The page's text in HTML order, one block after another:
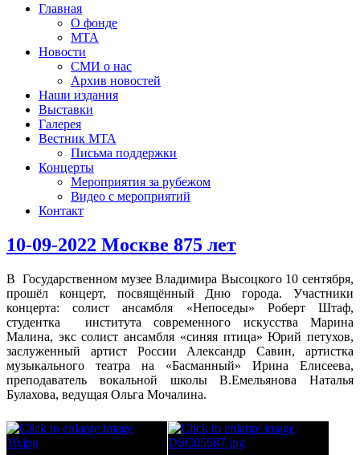
Главная
О фонде
МТА
Новости
СМИ о нас
Архив новостей
Наши издания
Выставки
Галерея
Вестник МТА
Письма поддержки
Концерты
Мероприятия за рубежом
Видео с мероприятий
Контакт
10-09-2022 Москве 875 лет
В Государственном музее Владимира Высоцкого 10 сентября,
прошёл концерт, посвящённый Дню города. Участники
концерта: солист ансамбля «Непоседы» Роберт Штаф,
студентка института современного искусства Марина
Малина, экс солист ансамбля «синяя птица» Юрий петухов,
заслуженный артист России Александр Савин, артистка
музыкального театра на «Басманный» Ирина Елисеева,
преподаватель вокальной школы В.Емельянова Наталья
Булахова, ведущая Ольга Мочалина.